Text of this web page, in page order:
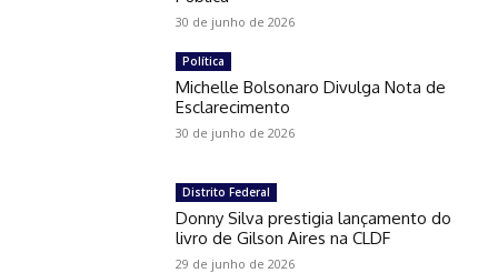
30 de junho de 2026
Política
Michelle Bolsonaro Divulga Nota de
Esclarecimento
30 de junho de 2026
Distrito Federal
Donny Silva prestigia lançamento do
livro de Gilson Aires na CLDF
29 de junho de 2026